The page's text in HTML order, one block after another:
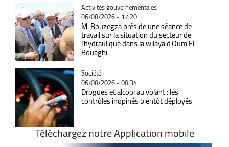
Catégorie
Activités gouvernementales
06/08/2026 - 17:20
M. Bouzegza préside une séance de
travail sur la situation du secteur de
l’hydraulique dans la wilaya d’Oum El
Bouaghi
Catégorie
Société
06/08/2026 - 08:34
Drogues et alcool au volant : les
contrôles inopinés bientôt déployés
Téléchargez notre Application mobile